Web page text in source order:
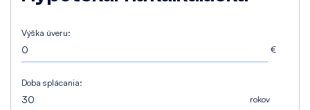
Výška úveru:
€
Doba splácania:
rokov